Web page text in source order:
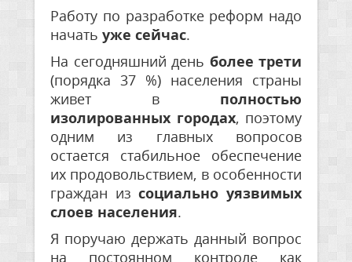
Работу по разработке реформ надо
начать уже сейчас.
На сегодняшний день более трети
(порядка 37 %) населения страны
живет в полностью
изолированных городах, поэтому
одним из главных вопросов
остается стабильное обеспечение
их продовольствием, в особенности
граждан изсоциально уязвимых
слоев населения.
Я поручаю держать данный вопрос
на постоянном контроле как